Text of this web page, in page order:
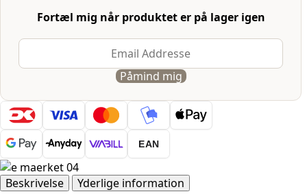
Fortæl mig når produktet er på lager igen
Påmind mig
EAN
Beskrivelse
Yderlige information